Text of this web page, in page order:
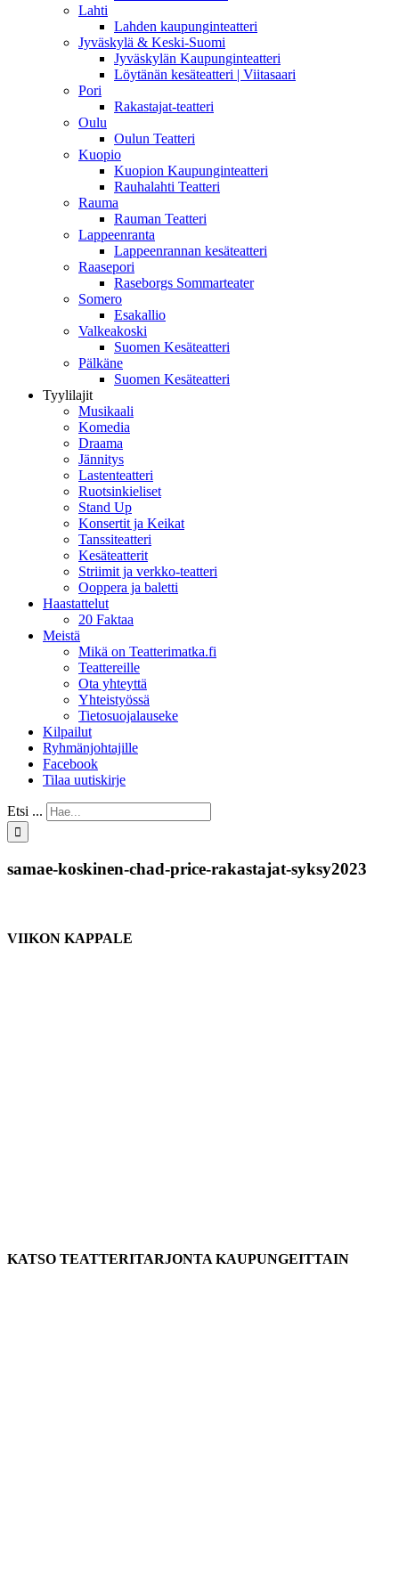
Lahti
Lahden kaupunginteatteri
Jyväskylä & Keski-Suomi
Jyväskylän Kaupunginteatteri
Löytänän kesäteatteri | Viitasaari
Pori
Rakastajat-teatteri
Oulu
Oulun Teatteri
Kuopio
Kuopion Kaupunginteatteri
Rauhalahti Teatteri
Rauma
Rauman Teatteri
Lappeenranta
Lappeenrannan kesäteatteri
Raasepori
Raseborgs Sommarteater
Somero
Esakallio
Valkeakoski
Suomen Kesäteatteri
Pälkäne
Suomen Kesäteatteri
Tyylilajit
Musikaali
Komedia
Draama
Jännitys
Lastenteatteri
Ruotsinkieliset
Stand Up
Konsertit ja Keikat
Tanssiteatteri
Kesäteatterit
Striimit ja verkko-teatteri
Ooppera ja baletti
Haastattelut
20 Faktaa
Meistä
Mikä on Teatterimatka.fi
Teattereille
Ota yhteyttä
Yhteistyössä
Tietosuojalauseke
Kilpailut
Ryhmänjohtajille
Facebook
Tilaa uutiskirje
Etsi ...
samae-koskinen-chad-price-rakastajat-syksy2023
VIIKON KAPPALE
KATSO TEATTERITARJONTA KAUPUNGEITTAIN